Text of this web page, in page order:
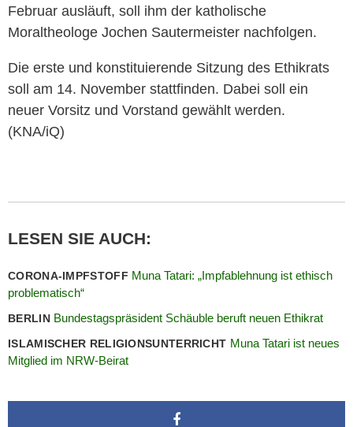
Februar ausläuft, soll ihm der katholische
Moraltheologe Jochen Sautermeister nachfolgen.
Die erste und konstituierende Sitzung des Ethikrats
soll am 14. November stattfinden. Dabei soll ein
neuer Vorsitz und Vorstand gewählt werden.
(KNA/iQ)
LESEN SIE AUCH:
CORONA-IMPFSTOFF Muna Tatari: „Impfablehnung ist ethisch
problematisch“
BERLIN Bundestagspräsident Schäuble beruft neuen Ethikrat
ISLAMISCHER RELIGIONSUNTERRICHT Muna Tatari ist neues
Mitglied im NRW-Beirat